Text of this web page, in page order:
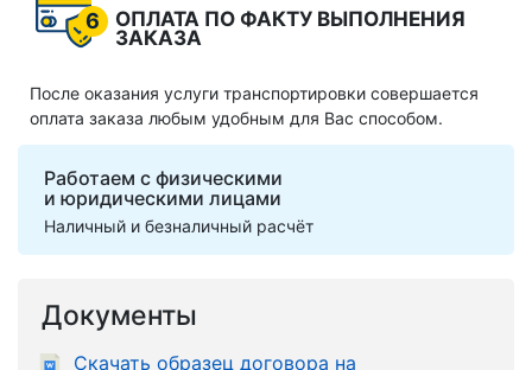
6
ОПЛАТА ПО ФАКТУ ВЫПОЛНЕНИЯ
ЗАКАЗА
После оказания услуги транспортировки совершается
оплата заказа любым удобным для Вас способом.
Работаем с физическими
и юридическими лицами
Наличный и безналичный расчёт
Документы
Скачать образец договора на